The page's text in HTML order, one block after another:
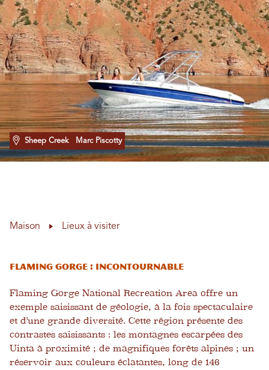
Sheep Creek Marc Piscotty
Maison Lieux à visiter
Flaming Gorge : incontournable
Flaming Gorge National Recreation Area offre un
exemple saisissant de géologie, à la fois spectaculaire
et d'une grande diversité. Cette région présente des
contrastes saisissants : les montagnes escarpées des
Uinta à proximité ; de magnifiques forêts alpines ; un
réservoir aux couleurs éclatantes, long de 146